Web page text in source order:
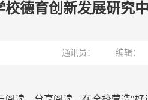
校德育创新发展研究
通讯员： 编辑：